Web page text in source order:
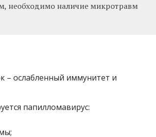
необходимо наличие микротравм
– ослабленный иммунитет и
папилломавирус: